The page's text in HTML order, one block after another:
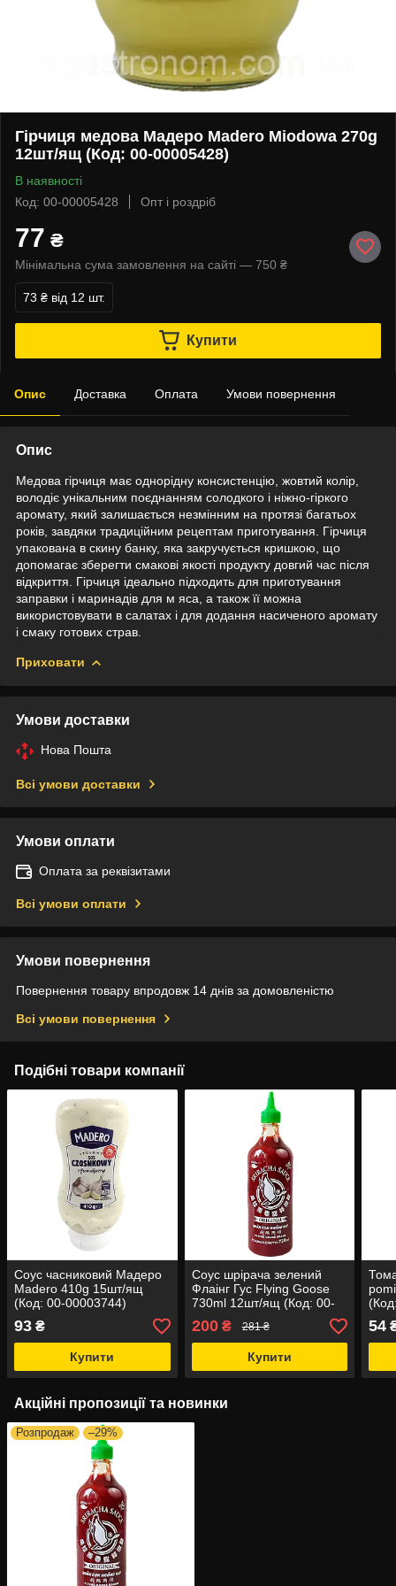
Гірчиця медова Мадеро Madero Miodowa 270g
12шт/ящ (Код: 00-00005428)
В наявності
Код: 00-00005428
Опт і роздріб
77 ₴
Мінімальна сума замовлення на сайті — 750 ₴
73 ₴ від 12 шт.
Купити
Опис Доставка Оплата Умови повернення
Опис
Медова гірчиця має однорідну консистенцію, жовтий колір,
володіє унікальним поєднанням солодкого і ніжно-гіркого
аромату, який залишається незмінним на протязі багатьох
років, завдяки традиційним рецептам приготування. Гірчиця
упакована в скину банку, яка закручується кришкою, що
допомагає зберегти смакові якості продукту довгий час після
відкриття. Гірчиця ідеально підходить для приготування
заправки і маринадів для м яса, а також її можна
використовувати в салатах і для додання насиченого аромату
і смаку готових страв.
Приховати
Умови доставки
Нова Пошта
Всі умови доставки
Умови оплати
Оплата за реквізитами
Всі умови оплати
Умови повернення
Повернення товару впродовж 14 днів за домовленістю
Всі умови повернення
Подібні товари компанії
Соус часниковий Мадеро
Madero 410g 15шт/ящ
(Код: 00-00003744)
93 ₴
Купити
Соус шрірача зелений
Флаінг Гус Flying Goose
730ml 12шт/ящ (Код: 00-
00021291)
200₴ 281 ₴
Купити
54
Акційні пропозиції та новинки
Розпродаж –29%